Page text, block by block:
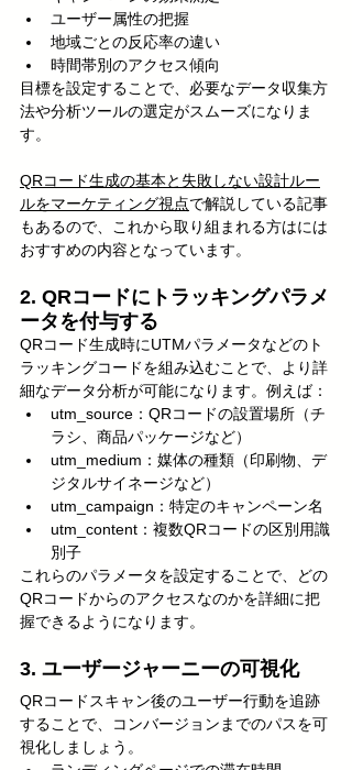
ユーザー属性の把握
地域ごとの反応率の違い
時間帯別のアクセス傾向
目標を設定することで、必要なデータ収集方
法や分析ツールの選定がスムーズになりま
す。
QRコード生成の基本と失敗しない設計ルー
ルをマーケティング視点で解説している記事
もあるので、これから取り組まれる方はには
おすすめの内容となっています。
2. QRコードにトラッキングパラメ
ータを付与する
QRコード生成時にUTMパラメータなどのト
ラッキングコードを組み込むことで、より詳
細なデータ分析が可能になります。例えば：
utm_source：QRコードの設置場所（チ
ラシ、商品パッケージなど）
utm_medium：媒体の種類（印刷物、デ
ジタルサイネージなど）
utm_campaign：特定のキャンペーン名
utm_content：複数QRコードの区別用識
別子
これらのパラメータを設定することで、どの
QRコードからのアクセスなのかを詳細に把
握できるようになります。
3. ユーザージャーニーの可視化
QRコードスキャン後のユーザー行動を追跡
することで、コンバージョンまでのパスを可
視化しましょう。